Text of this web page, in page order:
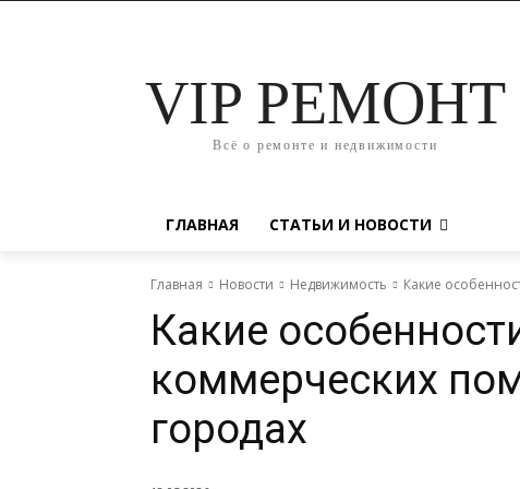
VIP РЕМОНТ
Всё о ремонте и недвижимости
ГЛАВНАЯ СТАТЬИ И НОВОСТИ
Главная Новости Недвижимость Какие
Какие
коммерческих
городах